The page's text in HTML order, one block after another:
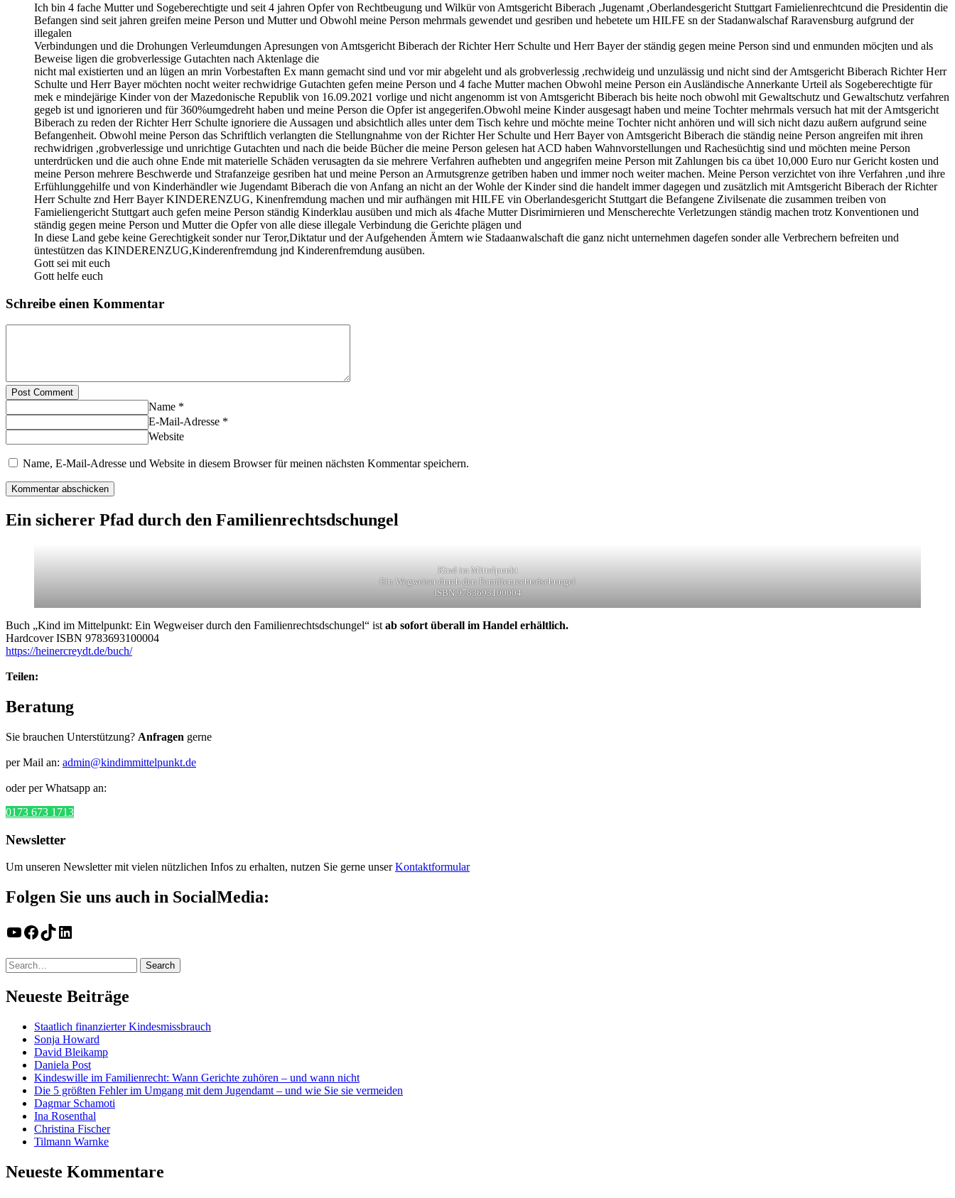
Ich bin 4 fache Mutter und Sogeberechtigte und seit 4 jahren Opfer von Rechtbeugung und Wilkür von Amtsgericht Biberach ,Jugenamt ,Oberlandesgericht Stuttgart Famielienrechtcund die Presidentin die
Befangen sind seit jahren greifen meine Person und Mutter und Obwohl meine Person mehrmals gewendet und gesriben und hebetete um HILFE sn der Stadanwalschaf Raravensburg aufgrund der
illegalen
Verbindungen und die Drohungen Verleumdungen Apresungen von Amtsgericht Biberach der Richter Herr Schulte und Herr Bayer der ständig gegen meine Person sind und enmunden möcjten und als
Beweise ligen die grobverlessige Gutachten nach Aktenlage die
nicht mal existierten und an lügen an mrin Vorbestaften Ex mann gemacht sind und vor mir abgeleht und als grobverlessig ,rechwideig und unzulässig und nicht sind der Amtsgericht Biberach Richter Herr
Schulte und Herr Bayer möchten nocht weiter rechwidrige Gutachten gefen meine Person und 4 fache Mutter machen Obwohl meine Person ein Ausländische Annerkante Urteil als Sogeberechtigte für
mek e mindejärige Kinder von der Mazedonische Republik von 16.09.2021 vorlige und nicht angenomm ist von Amtsgericht Biberach bis heite noch obwohl mit Gewaltschutz und Gewaltschutz verfahren
gegeb ist und ignorieren und für 360%umgedreht haben und meine Person die Opfer ist angegerifen.Obwohl meine Kinder ausgesagt haben und meine Tochter mehrmals versuch hat mit der Amtsgericht
Biberach zu reden der Richter Herr Schulte ignoriere die Aussagen und absichtlich alles unter dem Tisch kehre und möchte meine Tochter nicht anhören und will sich nicht dazu außern aufgrund seine
Befangenheit. Obwohl meine Person das Schriftlich verlangten die Stellungnahme von der Richter Her Schulte und Herr Bayer von Amtsgericht Biberach die ständig neine Person angreifen mit ihren
rechwidrigen ,grobverlessige und unrichtige Gutachten und nach die beide Bücher die meine Person gelesen hat ACD haben Wahnvorstellungen und Rachesüchtig sind und möchten meine Person
unterdrücken und die auch ohne Ende mit materielle Schäden verusagten da sie mehrere Verfahren aufhebten und angegrifen meine Person mit Zahlungen bis ca übet 10,000 Euro nur Gericht kosten und
meine Person mehrere Beschwerde und Strafanzeige gesriben hat und meine Person an Armutsgrenze getriben haben und immer noch weiter machen. Meine Person verzichtet von ihre Verfahren ,und ihre
Erfühlunggehilfe und von Kinderhändler wie Jugendamt Biberach die von Anfang an nicht an der Wohle der Kinder sind die handelt immer dagegen und zusätzlich mit Amtsgericht Biberach der Richter
Herr Schulte znd Herr Bayer KINDERENZUG, Kinenfremdung machen und mir aufhängen mit HILFE vin Oberlandesgericht Stuttgart die Befangene Zivilsenate die zusammen treiben von
Famieliengericht Stuttgart auch gefen meine Person ständig Kinderklau ausüben und mich als 4fache Mutter Disrimirnieren und Menscherechte Verletzungen ständig machen trotz Konventionen und
ständig gegen meine Person und Mutter die Opfer von alle diese illegale Verbindung die Gerichte plägen und
In diese Land gebe keine Gerechtigkeit sonder nur Teror,Diktatur und der Aufgehenden Ämtern wie Stadaanwalschaft die ganz nicht unternehmen dagefen sonder alle Verbrechern befreiten und
üntestützen das KINDERENZUG,Kinderenfremdung jnd Kinderenfremdung ausüben.
Gott sei mit euch
Gott helfe euch
Schreibe einen Kommentar
Post Comment
Name *
E-Mail-Adresse *
Website
Name, E-Mail-Adresse und Website in diesem Browser für meinen nächsten Kommentar speichern.
Ein sicherer Pfad durch den Familienrechtsdschungel
Kind im Mittelpunkt
Ein Wegweiser durch den Familienrechtsdschungel
ISBN 9783693100004
Buch „Kind im Mittelpunkt: Ein Wegweiser durch den Familienrechtsdschungel“ ist ab sofort überall im Handel erhältlich.
Hardcover ISBN 9783693100004
https://heinercreydt.de/buch/
Teilen:
Beratung
Sie brauchen Unterstützung? Anfragen gerne
per Mail an: admin@kindimmittelpunkt.de
oder per Whatsapp an:
0173 673 1713
Newsletter
Um unseren Newsletter mit vielen nützlichen Infos zu erhalten, nutzen Sie gerne unserKontaktformular
Folgen Sie uns auch in SocialMedia:
YouTube
Facebook
TikTokLinkedIn
Neueste Beiträge
Staatlich finanzierter Kindesmissbrauch
Sonja Howard
David Bleikamp
Daniela Post
Kindeswille im Familienrecht: Wann Gerichte zuhören – und wann nicht
Die 5 größten Fehler im Umgang mit dem Jugendamt – und wie Sie sie vermeiden
Dagmar Schamoti
Ina Rosenthal
Christina Fischer
Tilmann Warnke
Neueste Kommentare